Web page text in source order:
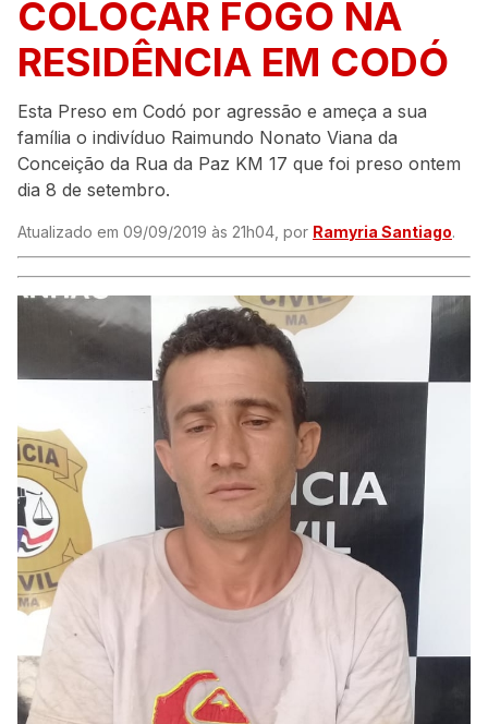
COLOCAR FOGO NA
RESIDÊNCIA EM CODÓ
Esta Preso em Codó por agressão e ameça a sua
família o indivíduo Raimundo Nonato Viana da
Conceição da Rua da Paz KM 17 que foi preso ontem
dia 8 de setembro.
Atualizado em 09/09/2019 às 21h04, por Ramyria Santiago.